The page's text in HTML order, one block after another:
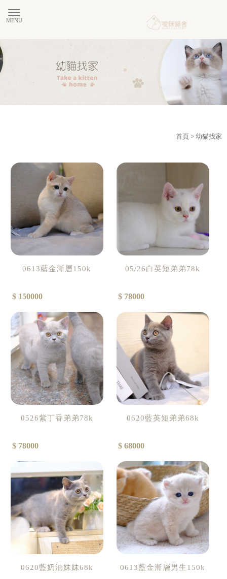
首頁 > 幼貓找家
0613藍金漸層150k
$ 150000
05/26白英短弟弟78k
$ 78000
0526紫丁香弟弟78k
$ 78000
0620藍英短弟弟68k
$ 68000
0620藍奶油妹妹68k 0613藍金漸層男生150k